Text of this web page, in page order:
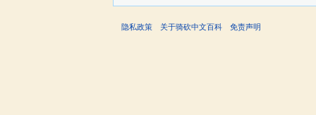
隐私政策 关于骑砍中文百科 免责声明